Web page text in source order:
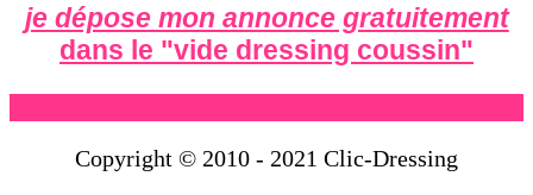
je dépose mon annonce gratuitement
dans le "vide dressing coussin"
Copyright © 2010 - 2021 Clic-Dressing